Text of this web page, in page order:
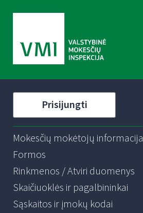
Prisijungti
Mokesčių mokėtojų informacija
Formos
Rinkmenos / Atviri duomenys
Skaičiuoklės ir pagalbininkai
Sąskaitos ir įmokų kodai